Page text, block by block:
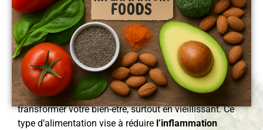
Adopter un régime anti-inflammatoire peut
transformer votre bien-être, surtout en vieillissant. Ce
type d’alimentation vise à réduire l’inflammation